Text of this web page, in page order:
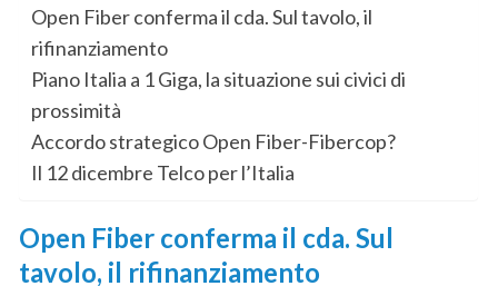
Open Fiber conferma il cda. Sul tavolo, il
rifinanziamento
Piano Italia a 1 Giga, la situazione sui civici di
prossimità
Accordo strategico Open Fiber-Fibercop?
Il 12 dicembre Telco per l’Italia
Open Fiber conferma il cda. Sul
tavolo, il rifinanziamento